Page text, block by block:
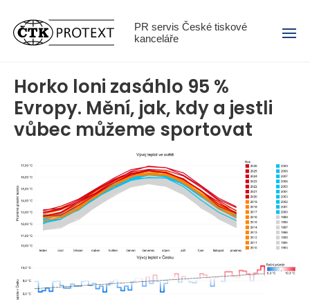
PR servis České tiskové
kanceláře
Menu
Horko loni zasáhlo 95 %
Evropy. Mění, jak, kdy a jestli
vůbec můžeme sportovat